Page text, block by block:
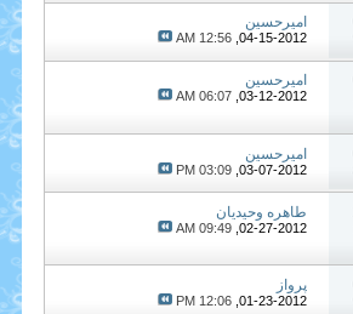
امیرحسین
04-15-2012,
12:56 AM
امیرحسین
03-12-2012,
06:07 AM
امیرحسین
03-07-2012,
03:09 PM
طاهره وحیدیان
02-27-2012,
09:49 AM
پرواز
01-23-2012,
12:06 PM